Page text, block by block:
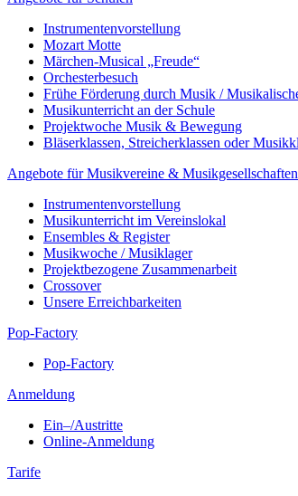
Instrumentenvorstellung
Mozart Motte
Märchen-Musical „Freude“
Orchesterbesuch
Frühe Förderung durch Musik /
Musikunterricht an der Schule
Projektwoche Musik & Bewegung
Bläserklassen, Streicherklassen oder
Angebote für Musikvereine & Musikgesellschaften
Instrumentenvorstellung
Musikunterricht im Vereinslokal
Ensembles & Register
Musikwoche / Musiklager
Projektbezogene Zusammenarbeit
Crossover
Unsere Erreichbarkeiten
Pop-Factory
Pop-Factory
Anmeldung
Ein–/Austritte
Online-Anmeldung
Tarife